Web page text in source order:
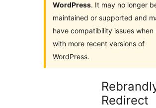
WordPress. It may no longer
maintained or supported and
have compatibility issues when
with more recent versions of
WordPress.
Redirect